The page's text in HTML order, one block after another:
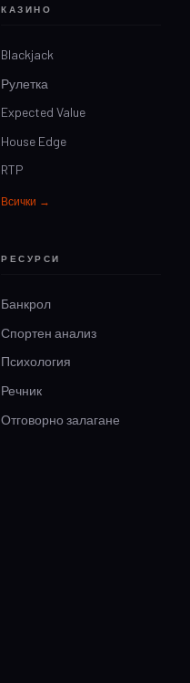
КАЗИНО
Blackjack
Рулетка
Expected Value
House Edge
RTP
Всички →
РЕСУРСИ
Банкрол
Спортен анализ
Психология
Речник
Отговорно залагане